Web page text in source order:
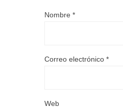
Nombre *
Correo electrónico *
Web